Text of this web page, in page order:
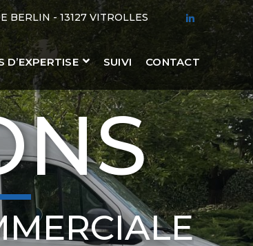
BERLIN - 13127 VITROLLES
LINKEDIN
PROFILE
D’EXPERTISE SUIVI CONTACT